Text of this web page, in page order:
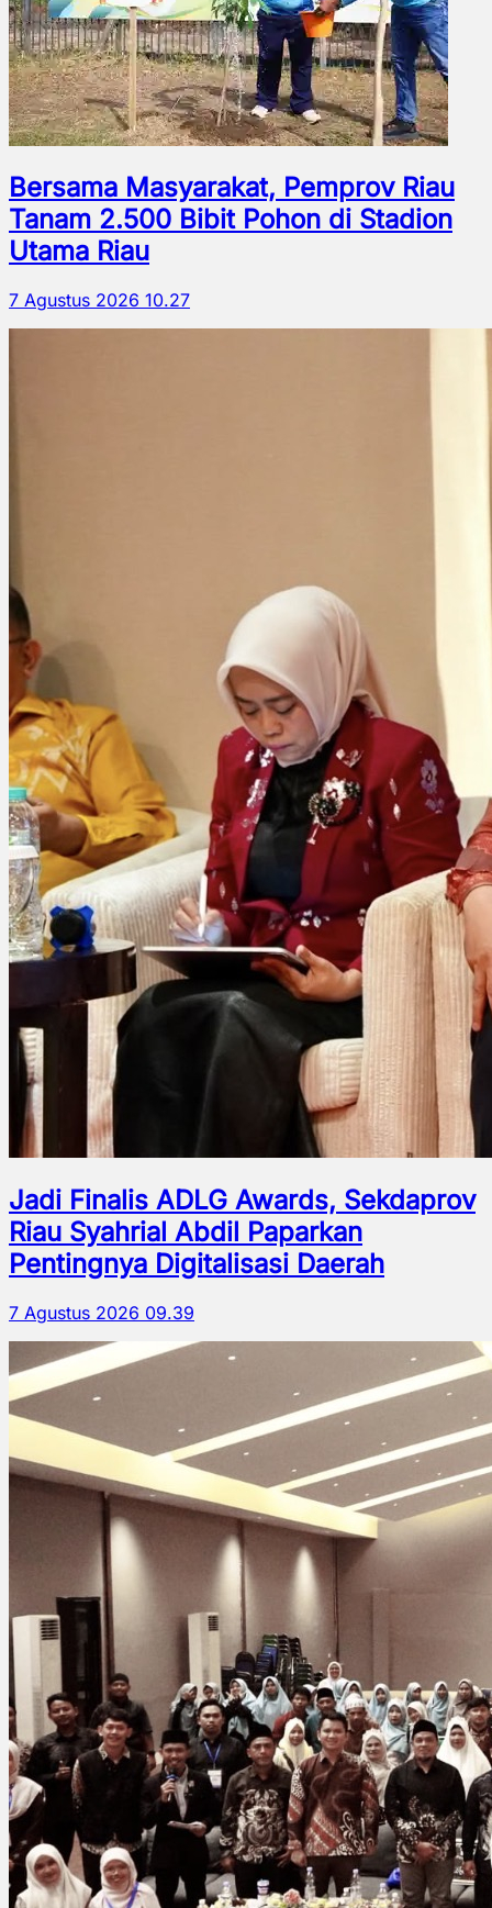
Bersama Masyarakat, Pemprov Riau
Tanam 2.500 Bibit Pohon di Stadion
Utama Riau
7 Agustus 2026 10.27
Jadi Finalis ADLG Awards, Sekdaprov
Riau Syahrial Abdil Paparkan
Pentingnya Digitalisasi Daerah
7 Agustus 2026 09.39